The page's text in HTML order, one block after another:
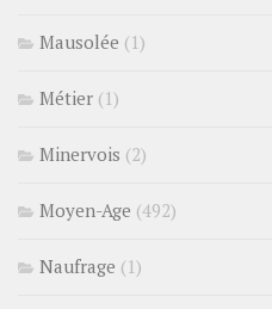
Mausolée (1)
Métier (1)
Minervois (2)
Moyen-Age (492)
Naufrage (1)